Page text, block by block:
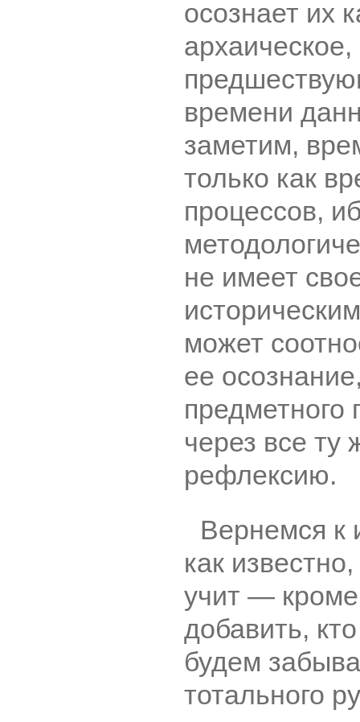
осознает их
времени
заметим,
только как
процессов,
не имеет
может
ее
через все ту
рефлексию.
Вернемся к
как
учит ―
добавить,
будем
тотального